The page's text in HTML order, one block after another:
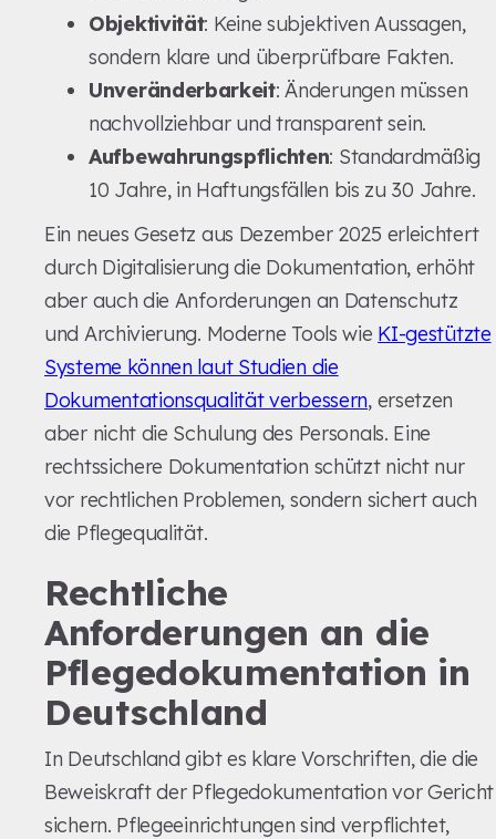
Objektivität: Keine subjektiven Aussagen,
sondern klare und überprüfbare Fakten.
Unveränderbarkeit: Änderungen müssen
nachvollziehbar und transparent sein.
Aufbewahrungspflichten: Standardmäßig
10 Jahre, in Haftungsfällen bis zu 30 Jahre.
Ein neues Gesetz aus Dezember 2025 erleichtert
durch Digitalisierung die Dokumentation, erhöht
aber auch die Anforderungen an Datenschutz
und Archivierung. Moderne Tools wie KI-gestützte
Systeme können laut Studien die
Dokumentationsqualität verbessern, ersetzen
aber nicht die Schulung des Personals. Eine
rechtssichere Dokumentation schützt nicht nur
vor rechtlichen Problemen, sondern sichert auch
die Pflegequalität.
Rechtliche
Anforderungen an die
Pflegedokumentation in
Deutschland
In Deutschland gibt es klare Vorschriften, die die
Beweiskraft der Pflegedokumentation vor Gericht
sichern. Pflegeeinrichtungen sind verpflichtet,